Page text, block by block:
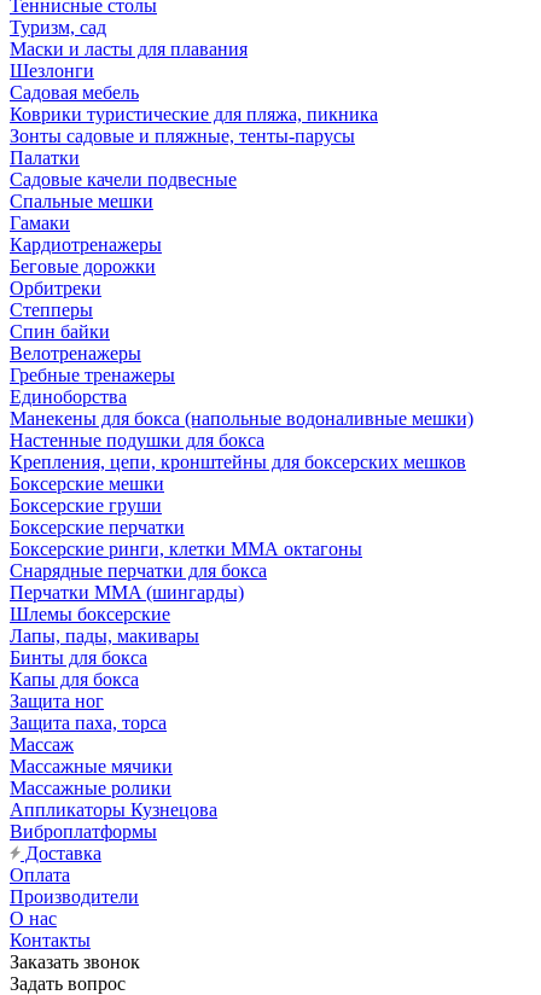
Теннисные столы
Туризм, сад
Маски и ласты для плавания
Шезлонги
Садовая мебель
Коврики туристические для пляжа, пикника
Зонты садовые и пляжные, тенты-парусы
Палатки
Садовые качели подвесные
Спальные мешки
Гамаки
Кардиотренажеры
Беговые дорожки
Орбитреки
Степперы
Спин байки
Велотренажеры
Гребные тренажеры
Единоборства
Манекены для бокса (напольные водоналивные мешки)
Настенные подушки для бокса
Крепления, цепи, кронштейны для боксерских мешков
Боксерские мешки
Боксерские груши
Боксерские перчатки
Боксерские ринги, клетки ММА октагоны
Снарядные перчатки для бокса
Перчатки MMA (шингарды)
Шлемы боксерские
Лапы, пады, макивары
Бинты для бокса
Капы для бокса
Защита ног
Защита паха, торса
Массаж
Массажные мячики
Массажные ролики
Аппликаторы Кузнецова
Виброплатформы
Доставка
Оплата
Производители
О нас
Контакты
Заказать звонок
Задать вопрос